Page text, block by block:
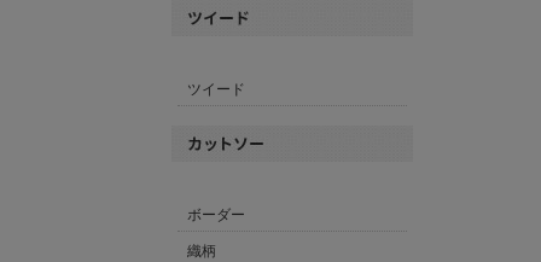
ツイード
ボーダー
織柄